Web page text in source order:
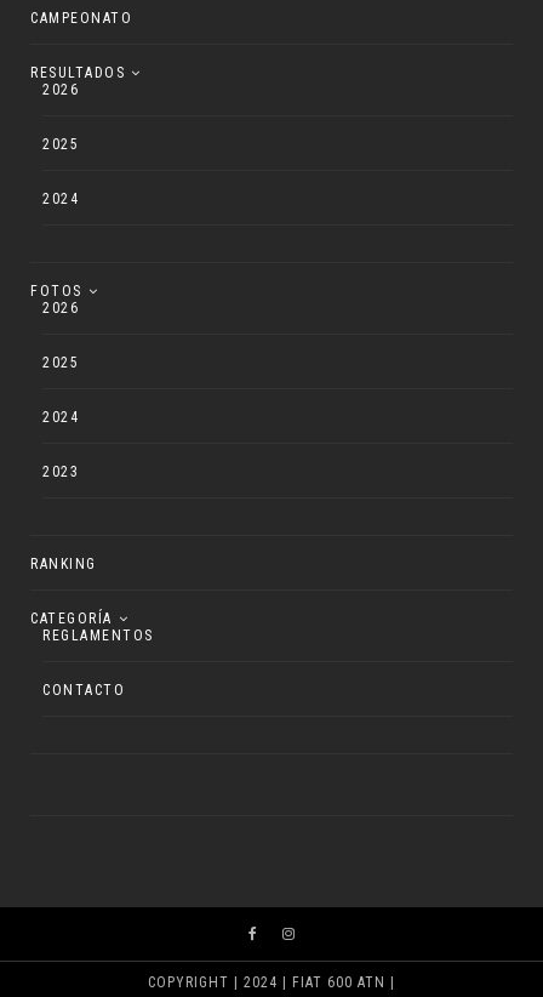
CAMPEONATO
RESULTADOS
2026
2025
2024
FOTOS
2026
2025
2024
2023
RANKING
CATEGORÍA
REGLAMENTOS
CONTACTO
COPYRIGHT | 2024 | FIAT 600 ATN |